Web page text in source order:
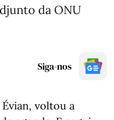
da ONU
Siga-nos
voltou a